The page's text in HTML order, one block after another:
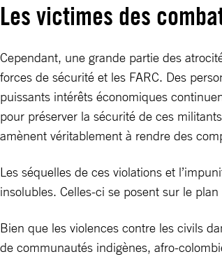
Les victimes des
Cependant, une grande partie des
forces de sécurité et les FARC. Des
puissants intérêts économiques
pour préserver la sécurité de ces
amènent véritablement à rendre des
Les séquelles de ces violations et
insolubles. Celles-ci se posent sur le
Bien que les violences contre les civils
de communautés indigènes, afro-